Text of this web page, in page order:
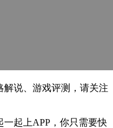
解说、游戏评测，请关注
起上APP，你只需要快